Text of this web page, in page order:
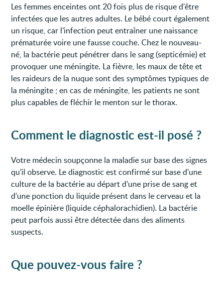
Les femmes enceintes ont 20 fois plus de risque d'être
infectées que les autres adultes. Le bébé court également
un risque, car l’infection peut entraîner une naissance
prématurée voire une fausse couche. Chez le nouveau-
né, la bactérie peut pénétrer dans le sang (septicémie) et
provoquer une méningite. La fièvre, les maux de tête et
les raideurs de la nuque sont des symptômes typiques de
la méningite ; en cas de méningite, les patients ne sont
plus capables de fléchir le menton sur le thorax.
Comment le diagnostic est-il posé ?
Votre médecin soupçonne la maladie sur base des signes
qu’il observe. Le diagnostic est confirmé sur base d'une
culture de la bactérie au départ d’une prise de sang et
d’une ponction du liquide présent dans le cerveau et la
moelle épinière (liquide céphalorachidien). La bactérie
peut parfois aussi être détectée dans des aliments
suspects.
Que pouvez-vous faire ?